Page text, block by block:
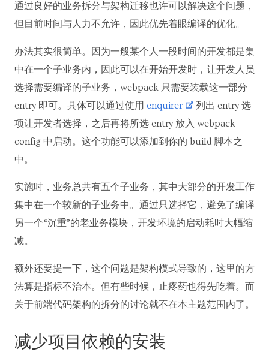
通过良好的业务拆分与架构迁移也许可以解决这个问题，
但目前时间与人力不允许，因此优先着眼编译的优化。
办法其实很简单。因为一般某个人一段时间的开发都是集
中在一个子业务内，因此可以在开始开发时，让开发人员
选择需要编译的子业务，webpack 只需要装载这一部分
entry 即可。具体可以通过使用 enquirer
列出 entry 选
项让开发者选择，之后再将所选 entry 放入 webpack
config 中启动。这个功能可以添加到你的 build 脚本之
中。
实施时，业务总共有五个子业务，其中大部分的开发工作
集中在一个较新的子业务中。通过只选择它，避免了编译
另一个“沉重”的老业务模块，开发环境的启动耗时大幅缩
减。
额外还要提一下，这个问题是架构模式导致的，这里的方
法算是指标不治本。但有些时候，止疼药也得先吃着。而
关于前端代码架构的拆分的讨论就不在本主题范围内了。
减少项目依赖的安装